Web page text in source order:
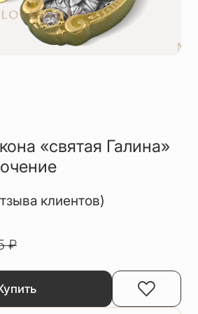
Цепи
«святая Галина»
клиентов)
₽